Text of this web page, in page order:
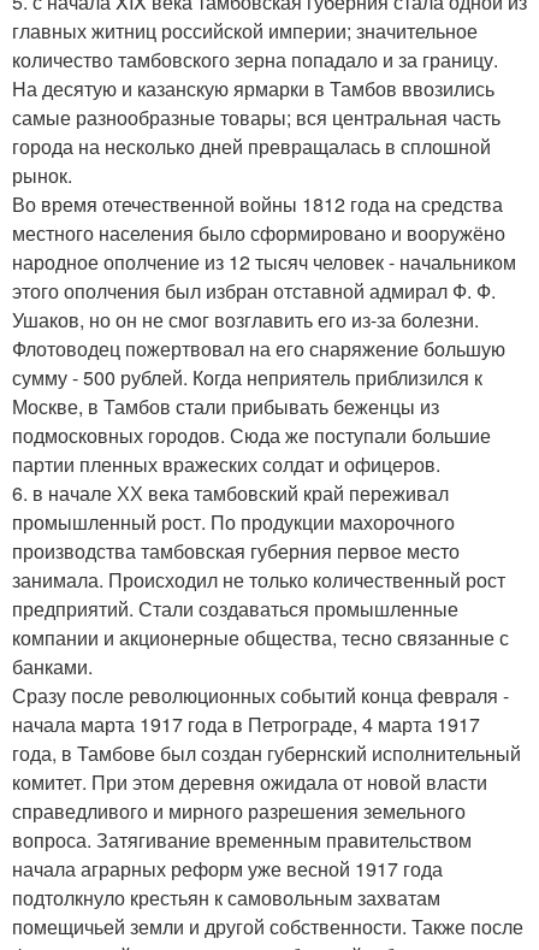
главных житниц российской империи; значительное
количество тамбовского зерна попадало и за границу.
На десятую и казанскую ярмарки в Тамбов ввозились
самые разнообразные товары; вся центральная часть
города на несколько дней превращалась в сплошной
рынок.
Во время отечественной войны 1812 года на средства
местного населения было сформировано и вооружёно
народное ополчение из 12 тысяч человек - начальником
этого ополчения был избран отставной адмирал Ф. Ф.
Ушаков, но он не смог возглавить его из-за болезни.
Флотоводец пожертвовал на его снаряжение большую
сумму - 500 рублей. Когда неприятель приблизился к
Москве, в Тамбов стали прибывать беженцы из
подмосковных городов. Сюда же поступали большие
партии пленных вражеских солдат и офицеров.
6. в начале ХХ века тамбовский край переживал
промышленный рост. По продукции махорочного
производства тамбовская губерния первое место
занимала. Происходил не только количественный рост
предприятий. Стали создаваться промышленные
компании и акционерные общества, тесно связанные с
банками.
Сразу после революционных событий конца февраля -
начала марта 1917 года в Петрограде, 4 марта 1917
года, в Тамбове был создан губернский исполнительный
комитет. При этом деревня ожидала от новой власти
справедливого и мирного разрешения земельного
вопроса. Затягивание временным правительством
начала аграрных реформ уже весной 1917 года
подтолкнуло крестьян к самовольным захватам
помещичьей земли и другой собственности. Также после